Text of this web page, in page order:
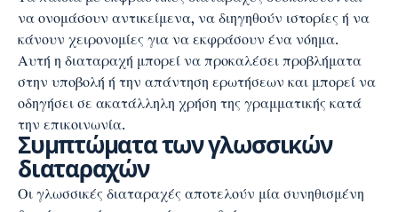
να ονομάσουν αντικείμενα, να διηγηθούν ιστορίες ή να
κάνουν χειρονομίες για να εκφράσουν ένα νόημα.
Αυτή η διαταραχή μπορεί να προκαλέσει προβλήματα
στην υποβολή ή την απάντηση ερωτήσεων και μπορεί να
οδηγήσει σε ακατάλληλη χρήση της γραμματικής κατά
την επικοινωνία.
Συμπτώματα των γλωσσικών
διαταραχών
Οι γλωσσικές διαταραχές αποτελούν μία συνηθισμένη